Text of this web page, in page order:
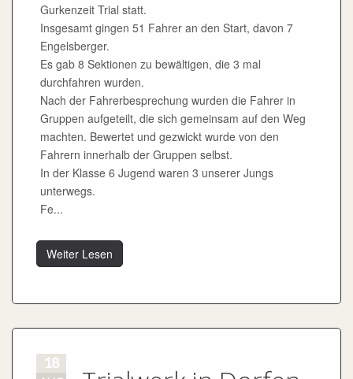
Gurkenzeit Trial statt.
Insgesamt gingen 51 Fahrer an den Start, davon 7
Engelsberger.
Es gab 8 Sektionen zu bewältigen, die 3 mal
durchfahren wurden.
Nach der Fahrerbesprechung wurden die Fahrer in
Gruppen aufgeteilt, die sich gemeinsam auf den Weg
machten. Bewertet und gezwickt wurde von den
Fahrern innerhalb der Gruppen selbst.
In der Klasse 6 Jugend waren 3 unserer Jungs
unterwegs.
Fe...
Weiter Lesen
18